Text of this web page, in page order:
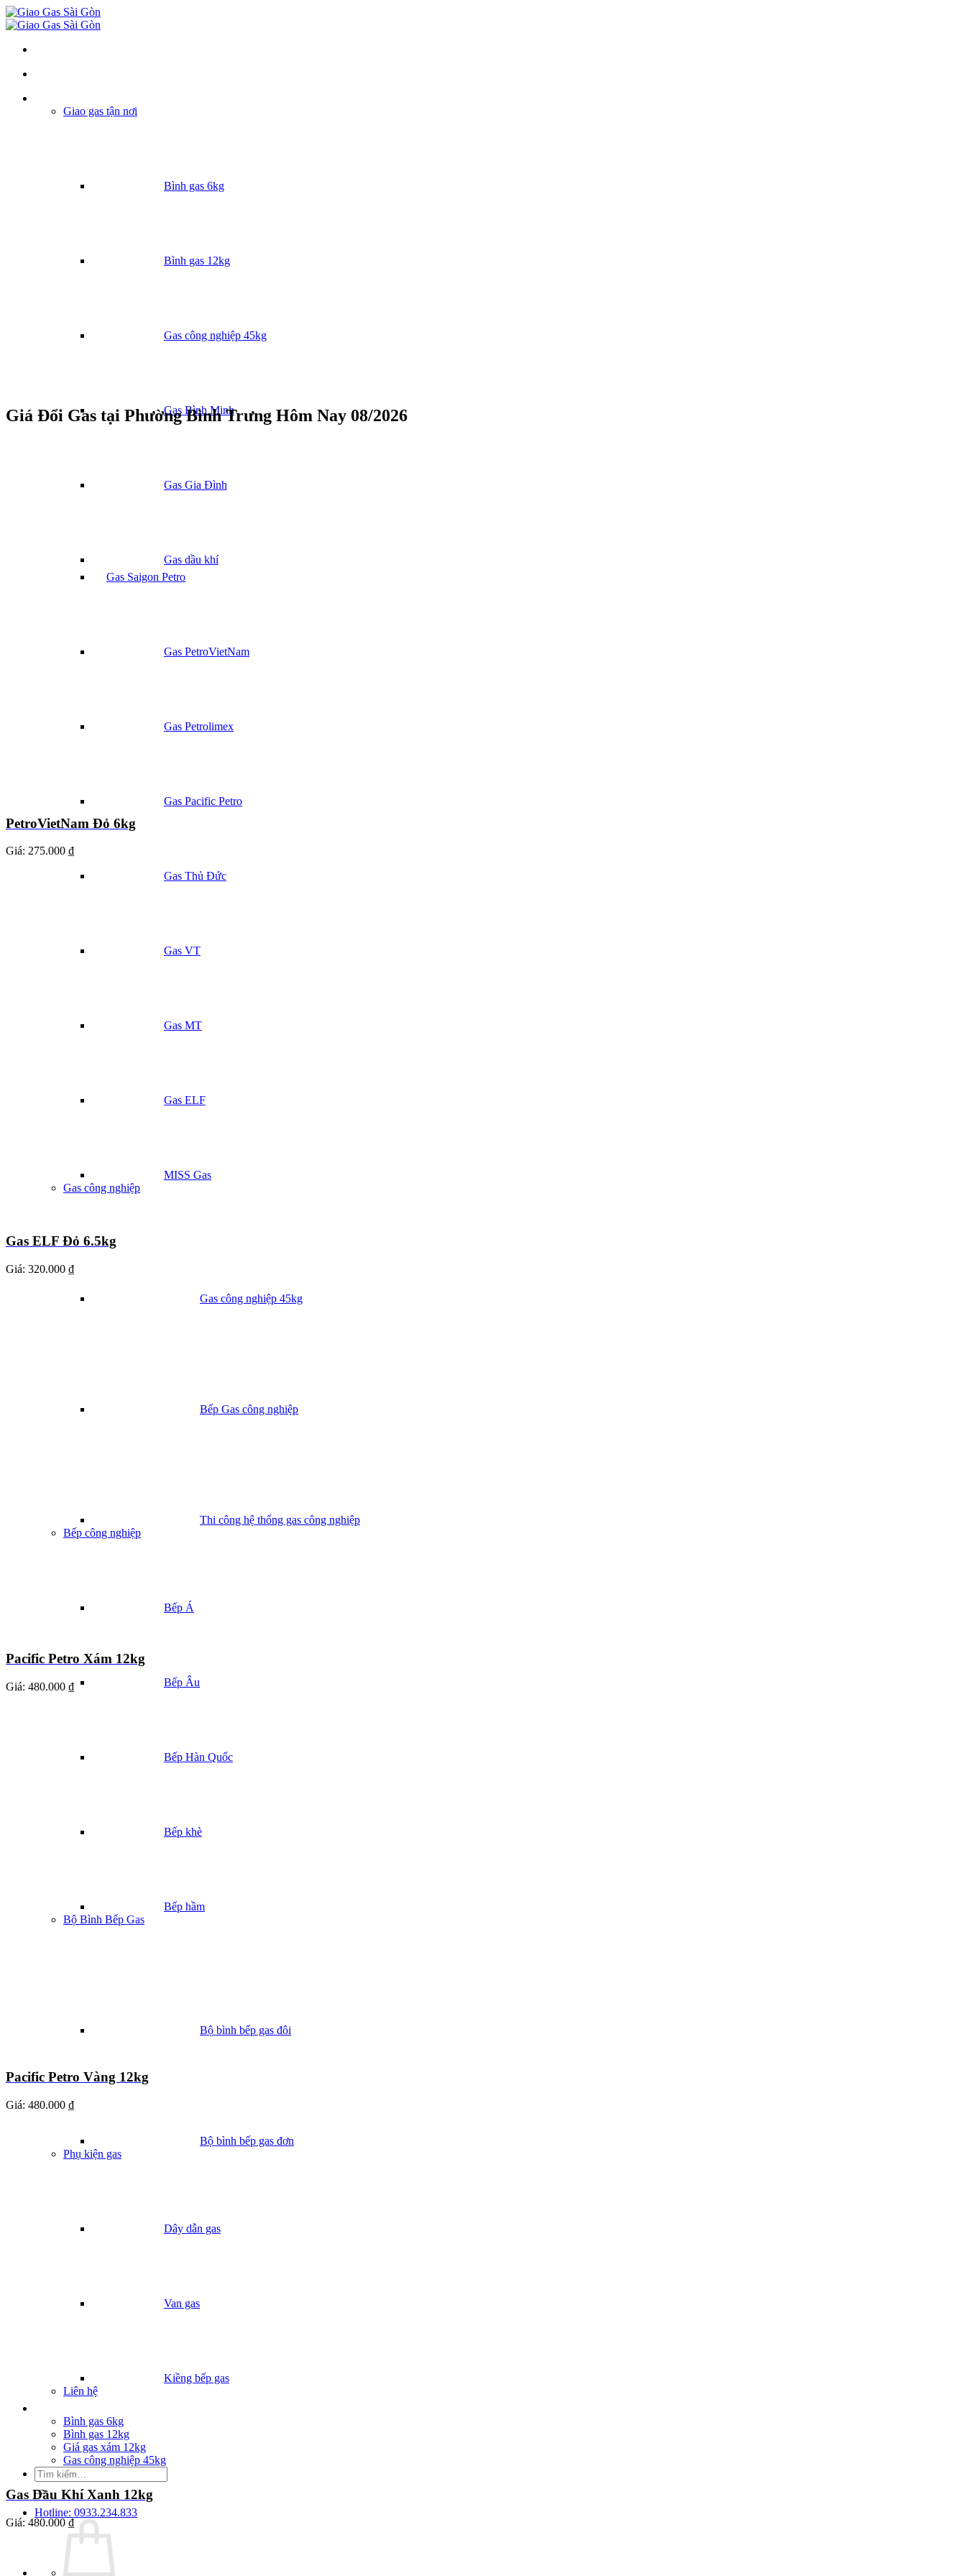
Giao gas tận nơi
Bình gas 6kg
Bình gas 12kg
Gas công nghiệp 45kg
Gas Bình Minh
Gas Gia Đình
Gas dầu khí
Gas Saigon Petro
Gas PetroVietNam
Gas Petrolimex
Gas Pacific Petro
Gas Thủ Đức
Gas VT
Gas MT
Gas ELF
MISS Gas
Gas công nghiệp
Gas công nghiệp 45kg
Bếp Gas công nghiệp
Thi công hệ thống gas công nghiệp
Bếp công nghiệp
Bếp Á
Bếp Âu
Bếp Hàn Quốc
Bếp khè
Bếp hầm
Bộ Bình Bếp Gas
Bộ bình bếp gas đôi
Bộ bình bếp gas đơn
Phụ kiện gas
Dây dẫn gas
Van gas
Kiềng bếp gas
Liên hệ
Bình gas 6kg
Bình gas 12kg
Giá gas xám 12kg
Gas công nghiệp 45kg
Tìm
kiếm:
Hotline: 0933.234.833
Giá Đổi Gas tại Phường Bình Trưng Hôm Nay 08/2026
PetroVietNam Đỏ 6kg
Giá: 275.000 ₫
Gas ELF Đỏ 6.5kg
Giá: 320.000 ₫
Pacific Petro Xám 12kg
Giá: 480.000 ₫
Pacific Petro Vàng 12kg
Giá: 480.000 ₫
Gas Dầu Khí Xanh 12kg
Giá: 480.000 ₫